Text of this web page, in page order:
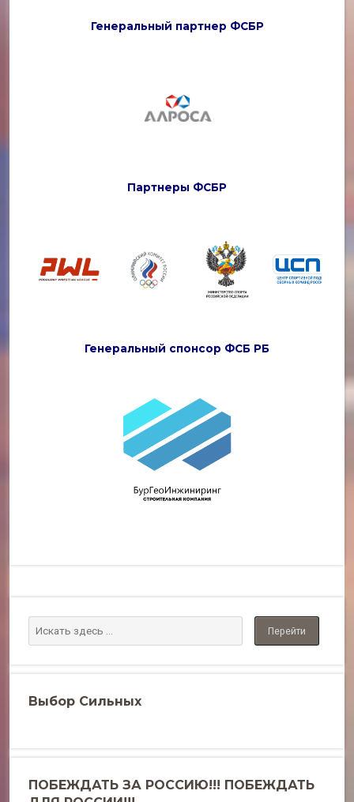
Генеральный партнер ФСБР
Партнеры ФСБР
Генеральный спонсор ФСБ РБ
Выбор Сильных
ПОБЕЖДАТЬ ЗА РОССИЮ!!! ПОБЕЖДАТЬ